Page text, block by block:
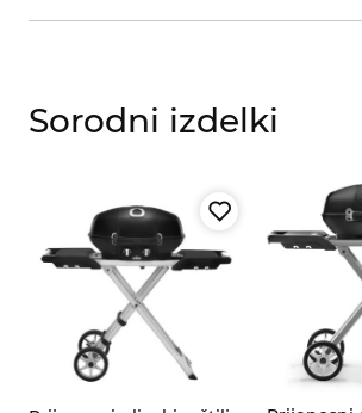
Sorodni izdelki